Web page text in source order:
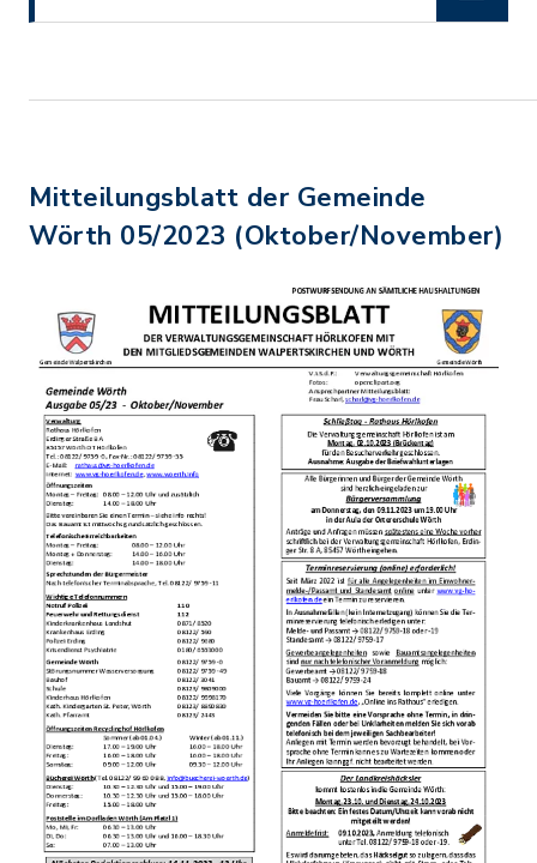
Mitteilungsblatt der Gemeinde
Wörth 05/2023 (Oktober/November)